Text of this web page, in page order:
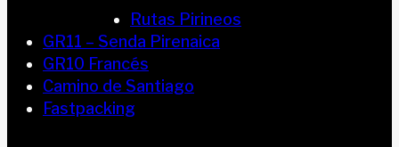
Rutas Pirineos
GR11 – Senda Pirenaica
GR10 Francés
Camino de Santiago
Fastpacking